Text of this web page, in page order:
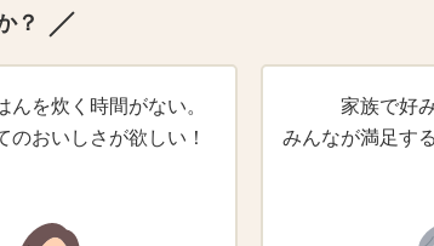
？
んを炊く時間がない。
のおいしさが欲しい！
家族で好
みんなが満足す